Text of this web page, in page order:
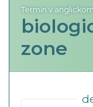
Termín v
zone